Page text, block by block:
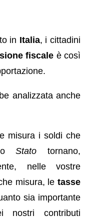
in Italia, i cittadini
fiscale è così
analizzata anche
misura i soldi che
Stato tornano,
nelle vostre
misura, le tasse
sia importante
nostri contributi